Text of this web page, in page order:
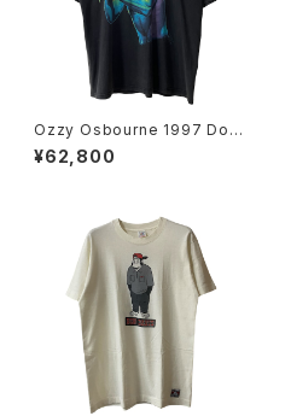
Ozzy Osbourne 1997 Dov
e's Revenge Band Tee
¥62,800